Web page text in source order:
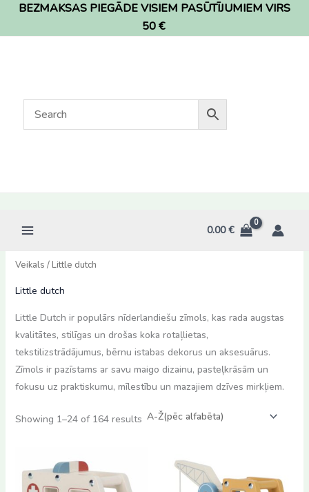
BEZMAKSAS PIEGĀDE VISIEM PASŪTĪJUMIEM VIRS
50 €
0.00€
Veikals / Little dutch
Little dutch
Little Dutch ir populārs nīderlandiešu zīmols, kas rada augstas
kvalitātes, stilīgas un drošas koka rotaļlietas,
tekstilizstrādājumus, bērnu istabas dekorus un aksesuārus.
Zīmols ir pazīstams ar savu maigo dizainu, pasteļkrāsām un
fokusu uz praktiskumu, mīlestību un mazajiem dzīves mirkļiem.
Showing 1–24 of 164 results